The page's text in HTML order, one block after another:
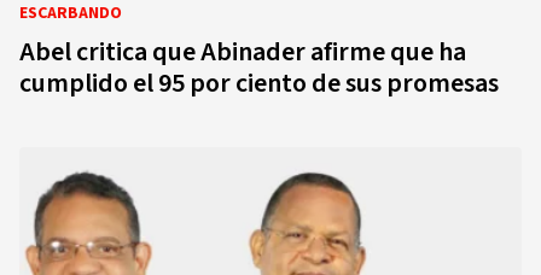
ESCARBANDO
Abel critica que Abinader afirme que ha
cumplido el 95 por ciento de sus promesas